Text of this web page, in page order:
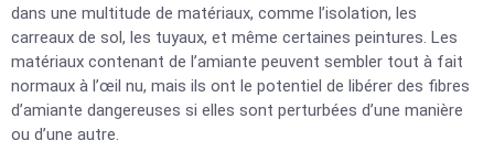
dans une multitude de matériaux, comme l’isolation, les
carreaux de sol, les tuyaux, et même certaines peintures. Les
matériaux contenant de l’amiante peuvent sembler tout à fait
normaux à l’œil nu, mais ils ont le potentiel de libérer des fibres
d’amiante dangereuses si elles sont perturbées d’une manière
ou d’une autre.